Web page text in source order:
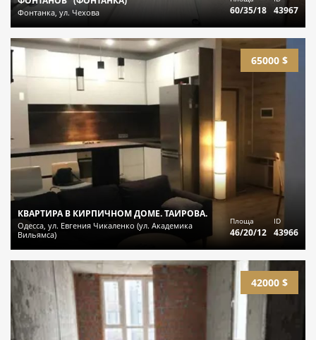
Фонтанка, ул. Чехова 60/35/18 43967
65000 $
КВАРТИРА В КИРПИЧНОМ ДОМЕ. ТАИРОВА.
Одесса, ул. Евгения Чикаленко (ул. Академика
Вильямса)
Площа
46/20/12
ID
43966
42000 $